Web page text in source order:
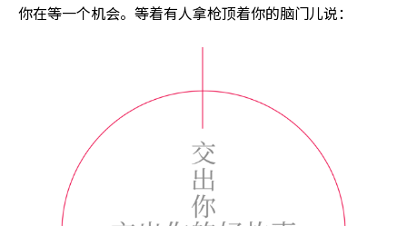
你在等一个机会。等着有人拿枪顶着你的脑门儿说：